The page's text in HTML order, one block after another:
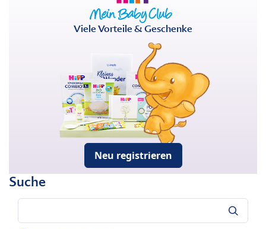
Viele Vorteile & Geschenke
Neu registrieren
Suche